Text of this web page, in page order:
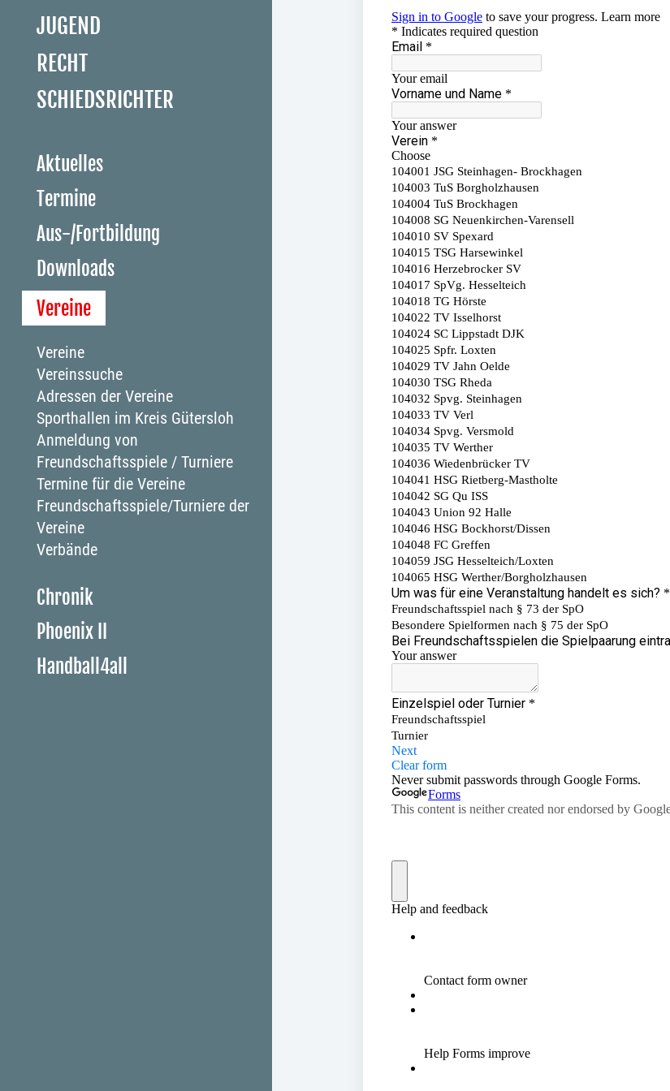
JUGEND
RECHT
SCHIEDSRICHTER
Aktuelles
Termine
Aus-/Fortbildung
Downloads
Vereine
Vereine
Vereinssuche
Adressen der Vereine
Sporthallen im Kreis Gütersloh
Anmeldung von
Freundschaftsspiele / Turniere
Termine für die Vereine
Freundschaftsspiele/Turniere der
Vereine
Verbände
Chronik
Phoenix II
Handball4all